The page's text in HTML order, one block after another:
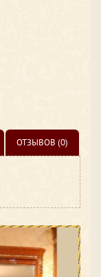
ОТЗЫВОВ (0)